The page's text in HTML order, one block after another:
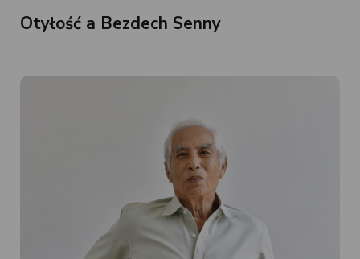
Otyłość a Bezdech Senny